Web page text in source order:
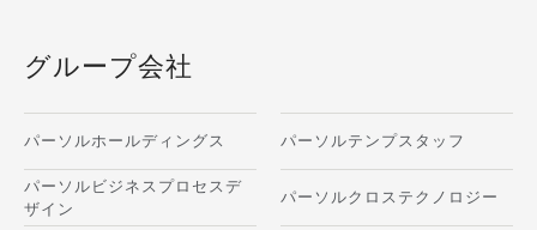
グループ会社
パーソルホールディングス パーソルテンプスタッフ
パーソルビジネスプロセスデ
ザイン
パーソルクロステクノロジー